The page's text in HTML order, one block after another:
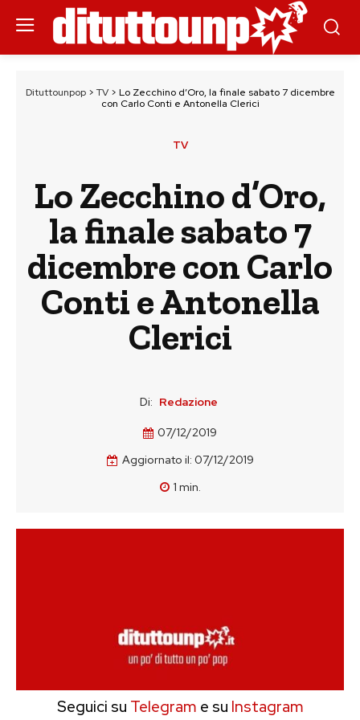
Dituttounpop> TV> Lo Zecchino d’Oro, la finale sabato 7 dicembre
con Carlo Conti e Antonella Clerici
TV
Lo Zecchino d’Oro,
la finale sabato 7
dicembre con Carlo
Conti e Antonella
Clerici
Di: Redazione
07/12/2019
Aggiornato il: 07/12/2019
1 min.
Seguici su Telegram e su Instagram